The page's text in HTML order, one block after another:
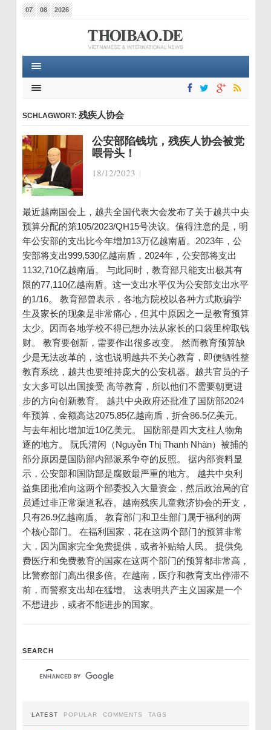
07 08 2026
SCHLAGWORT: 残疾人协会
公安部陷钱坑，残疾人协会被党
喂骨头！
18/12/2023 |
最近越南国会上，越共全国代表大会发布了关于越共中央
预算分配的第105/2023/QH15号决议。值得注意的是，明
年公安部的支出比今年增加13万亿越南盾。2023年，公
安部将支出999,530亿越南盾，2024年，公安部将支出
1132,710亿越南盾。 与此同时，教育部只能支出极其有
限的77,110亿越南盾。这一支出水平仅为公安部支出水平
的1/16。 教育部曾表示，各地方院校以各种方式欺骗学
生及家长的现象是非常痛心，但其中原因之一是教育预算
太少。因而各地学校不得已想办法从家长的口袋里榨取钱
财。 教育要创新，需要作出很多改变。 然而教育预算缺
少是无法改革的，这也说明越共不关心教育，即便牺牲整
教育系统，越共也要维持庞大的公安机器。越共官员的子
女大多可以出国接受 高等教育，所以他们不需要朝更进
步的方向创新教育。 越共中央政府还批准了国防部2024
年预算，金额高达2075.85亿越南盾，折合86.5亿美元。
与去年相比增加近10亿美元。 国防部是四大支柱人物角
逐的地方。 阮氏清闲（Nguyễn Thị Thanh Nhàn）被捕的
部分原因是国防部内部派系争夺的反照。 据内部资料显
示，公安部和国防部是腐败最严重的地方。 越共中央利
益集团批准向这两个部委投入大量资金，然后政治局的官
员通过非正常渠道私吞。越南残疾儿童救济协会的开支，
只有26.9亿越南盾。 教育部门和卫生部门属于福利的两
个核心部门。 在福利国家，花在这两个部门的预算非常
大，因为国家完全免费提供，或者补贴给人民。 提供免
费医疗和免费教育的国家在这两个部门的预算都非常高，
比警察部门高出很多倍。在越南，医疗和教育支出停滞不
前，而警察支出却在猛增。 这表明共产主义国家是一个
不想进步，或者不能进步的国家。
SEARCH
LATEST POPULAR COMMENTS TAGS